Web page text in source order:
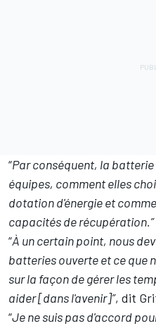
“Par conséquent, la
équipes, comment elles
dotation d'énergie et
capacités de récupération.”
“À un certain point, nous
batteries ouverte et ce que
sur la façon de gérer les
aider [dans l'avenir]”, dit
“Je ne suis pas d'accord